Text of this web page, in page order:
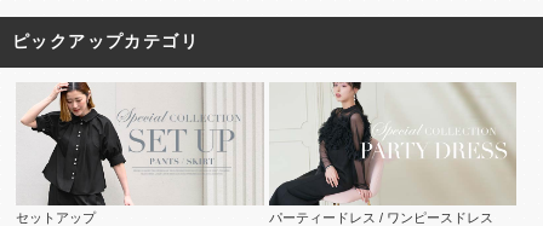
ピックアップカテゴリ
セットアップ パーティードレス / ワンピースドレス